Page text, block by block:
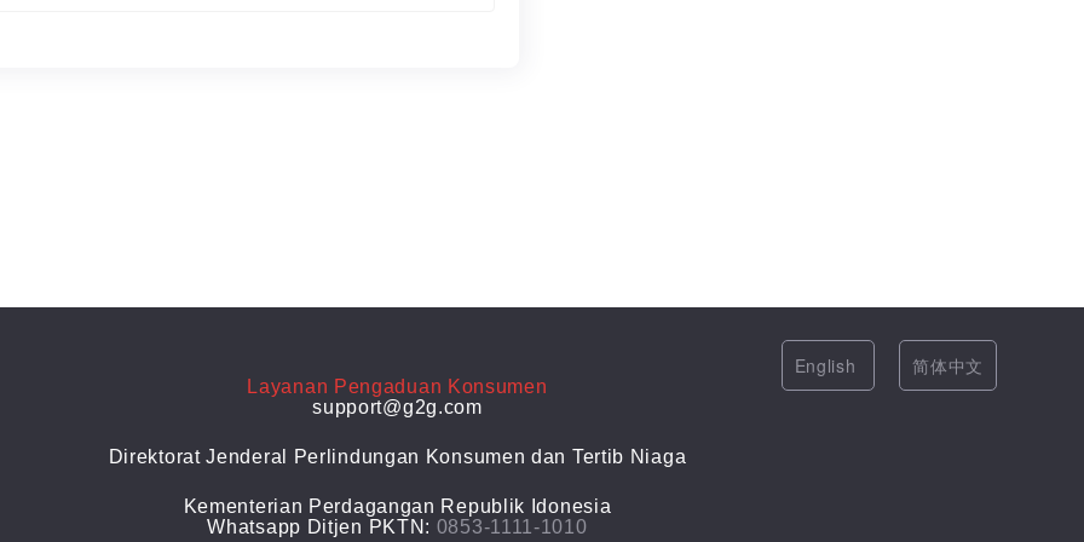
English 简体中文
Layanan Pengaduan Konsumen
support@g2g.com
Direktorat Jenderal Perlindungan Konsumen dan Tertib Niaga
Kementerian Perdagangan Republik Idonesia
Whatsapp Ditjen PKTN: 0853-1111-1010